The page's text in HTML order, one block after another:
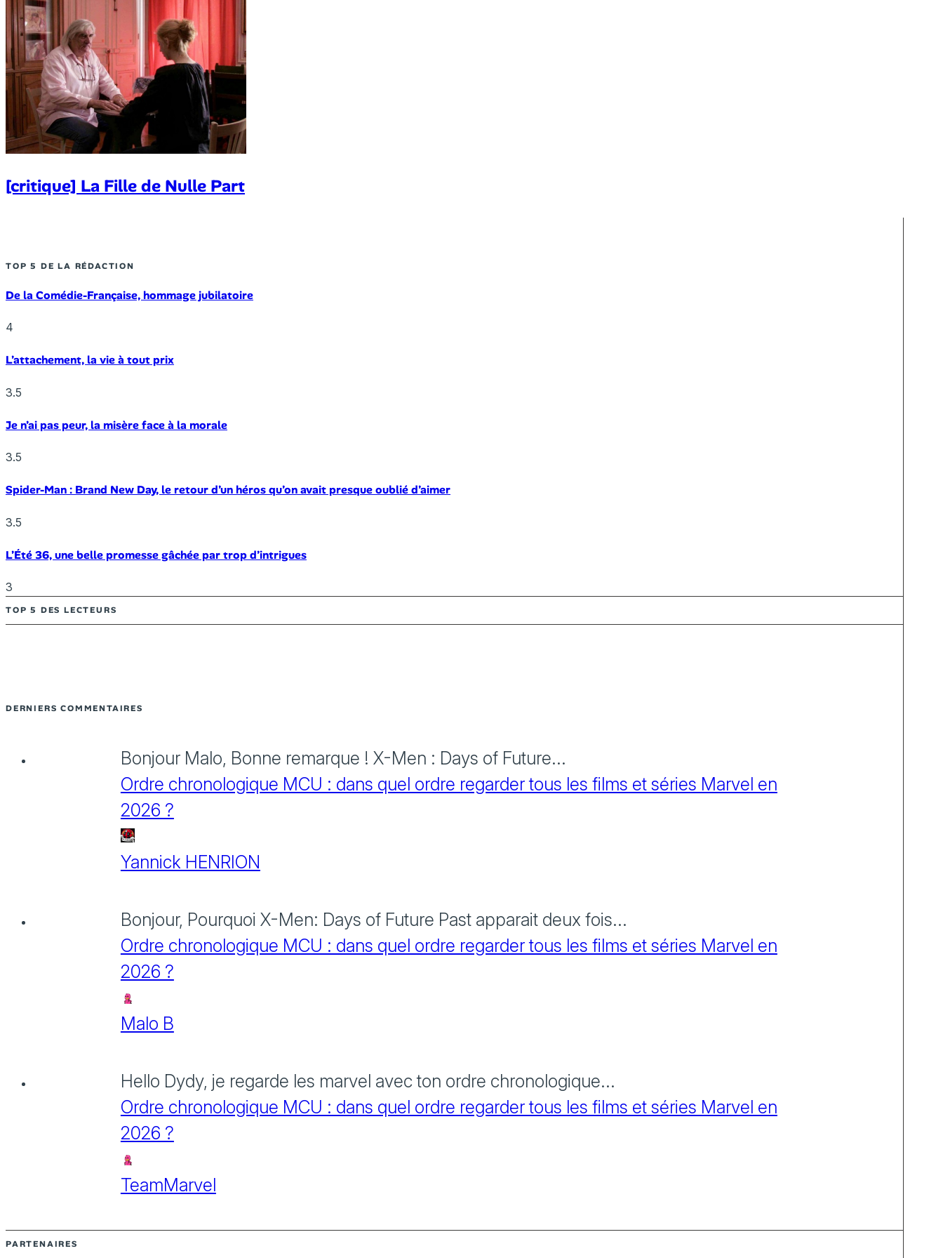
[critique] La Fille de Nulle Part
TOP 5 DE LA RÉDACTION
De la Comédie-Française, hommage jubilatoire
4
L’attachement, la vie à tout prix
3.5
Je n’ai pas peur, la misère face à la morale
3.5
Spider-Man : Brand New Day, le retour d’un héros qu’on avait presque oublié d’aimer
3.5
L’Été 36, une belle promesse gâchée par trop d’intrigues
3
TOP 5 DES LECTEURS
DERNIERS COMMENTAIRES
Bonjour Malo, Bonne remarque ! X-Men : Days of Future...
Ordre chronologique MCU : dans quel ordre regarder tous les films et séries Marvel en
2026 ?
Yannick HENRION
Bonjour, Pourquoi X-Men: Days of Future Past apparait deux fois...
Ordre chronologique MCU : dans quel ordre regarder tous les films et séries Marvel en
2026 ?
Malo B
Hello Dydy, je regarde les marvel avec ton ordre chronologique...
Ordre chronologique MCU : dans quel ordre regarder tous les films et séries Marvel en
2026 ?
TeamMarvel
PARTENAIRES